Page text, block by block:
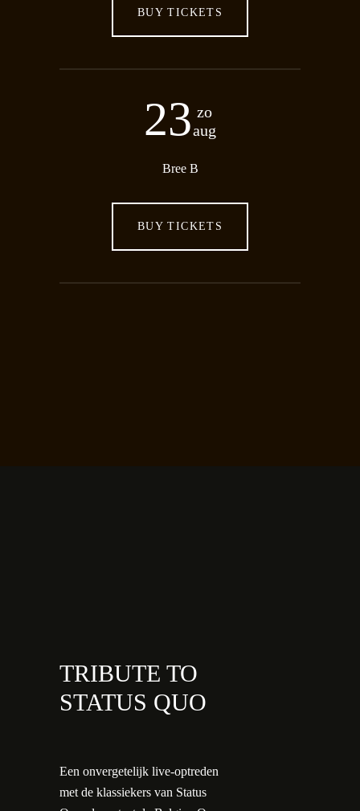
BUY TICKETS
23 zo
aug
Bree B
BUY TICKETS
TRIBUTE TO
STATUS QUO
Een onvergetelijk live-optreden
met de klassiekers van Status